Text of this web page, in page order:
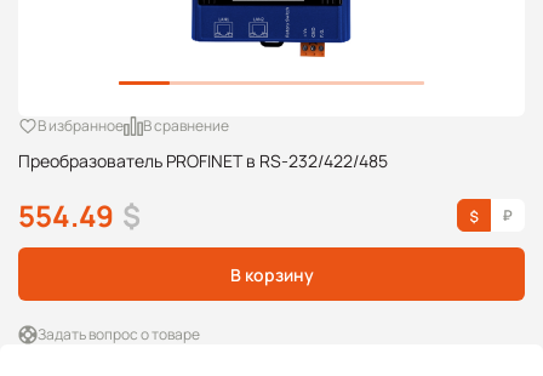
Преобразователь PROFINET в RS-232/422/485
В избранное В сравнение
554.49 $
В корзину
Задать вопрос о товаре